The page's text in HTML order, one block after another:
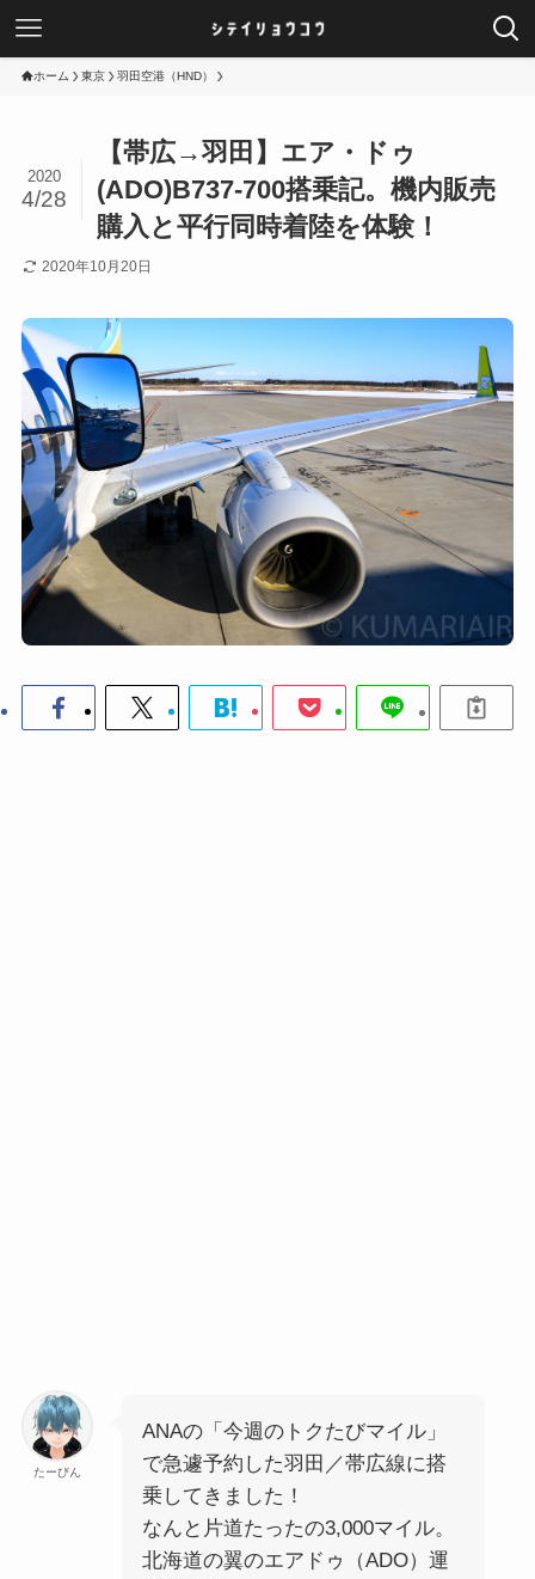
ホーム 東京 羽田空港（HND）
【帯広→羽田】エア・ドゥ
(ADO)B737-700搭乗記。機内販売
購入と平行同時着陸を体験！
2020
4/28
2020年10月20日
たーびん
ANAの「今週のトクたびマイル」
で急遽予約した羽田／帯広線に搭
乗してきました！
なんと片道たったの3,000マイル。
北海道の翼のエアドゥ（ADO）運